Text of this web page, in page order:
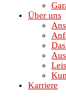
Über uns
Karriere